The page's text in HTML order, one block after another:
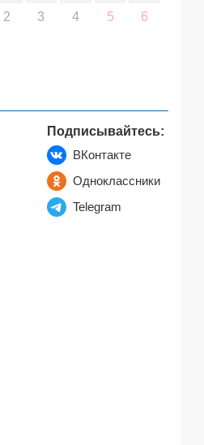
2 3 4 5 6
Подписывайтесь:
ВКонтакте
Одноклассники
Telegram